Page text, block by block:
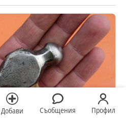
Добави Съобщения Профил